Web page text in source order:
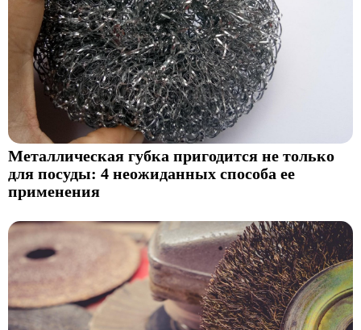
Металлическая губка пригодится не только
для посуды: 4 неожиданных способа ее
применения